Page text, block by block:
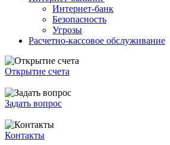
Интернет-банк
Безопасность
Угрозы
Расчетно-кассовое обслуживание
Открытие счета
Задать вопрос
Контакты